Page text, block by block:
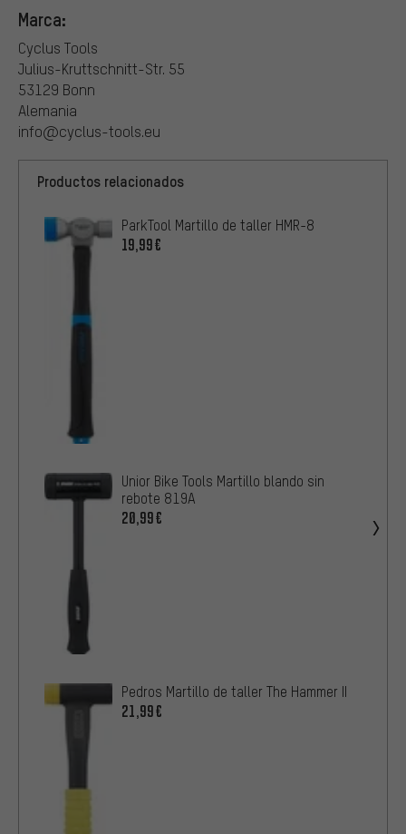
Marca:
Cyclus Tools
Julius-Kruttschnitt-Str. 55
53129 Bonn
Alemania
info@cyclus-tools.eu
Productos relacionados
ParkTool Martillo de taller HMR-8
19,99€
Unior Bike Tools Martillo blando sin
rebote 819A
20,99€
Pedros Martillo de taller The Hammer II
21,99€